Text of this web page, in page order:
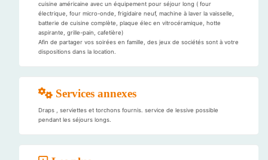
cuisine américaine avec un équipement pour séjour long ( four
électrique, four micro-onde, frigidaire neuf, machine à laver la vaisselle,
batterie de cuisine complète, plaque élec en vitrocéramique, hotte
aspirante, grille-pain, cafetière)
Afin de partager vos soirées en famille, des jeux de sociétés sont à votre
dispositions dans la location.
Services annexes
Draps , serviettes et torchons fournis. service de lessive possible
pendant les séjours longs.